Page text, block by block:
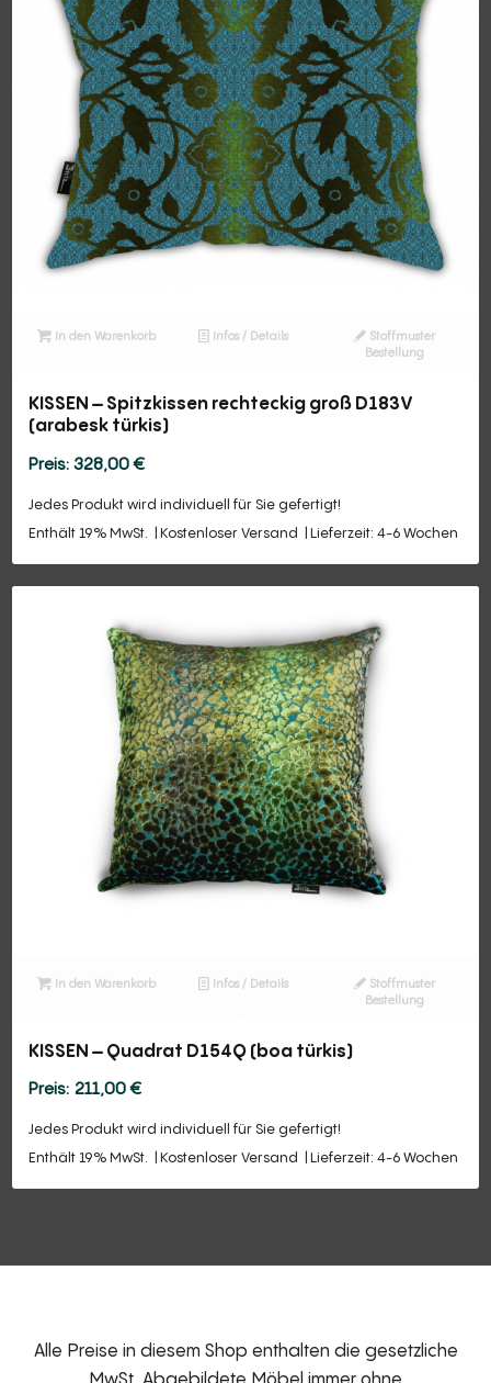
In den Warenkorb Infos / Details
Stoffmuster
Bestellung
KISSEN – Spitzkissen rechteckig groß D183V
(arabesk türkis)
328,00€
Jedes Produkt wird individuell für Sie gefertigt!
Enthält 19% MwSt.
Kostenloser Versand Lieferzeit: 4-6 Wochen
In den Warenkorb Infos / Details
Stoffmuster
Bestellung
KISSEN – Quadrat D154Q (boa türkis)
211,00€
Jedes Produkt wird individuell für Sie gefertigt!
Enthält 19% MwSt.
Kostenloser Versand Lieferzeit: 4-6 Wochen
Alle Preise in diesem Shop enthalten die gesetzliche